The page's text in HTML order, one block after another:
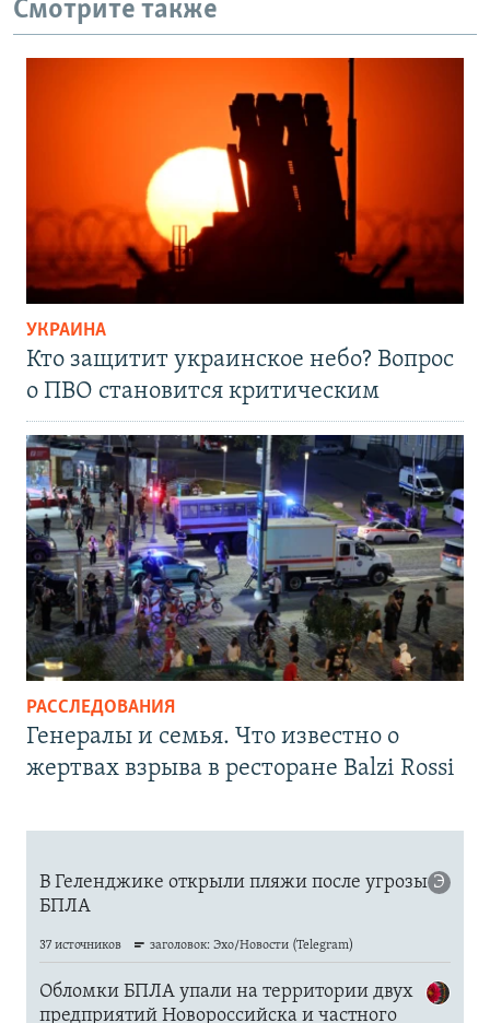
Смотрите также
УКРАИНА
Кто защитит украинское небо? Вопрос
о ПВО становится критическим
РАССЛЕДОВАНИЯ
Генералы и семья. Что известно о
жертвах взрыва в ресторане Balzi Rossi